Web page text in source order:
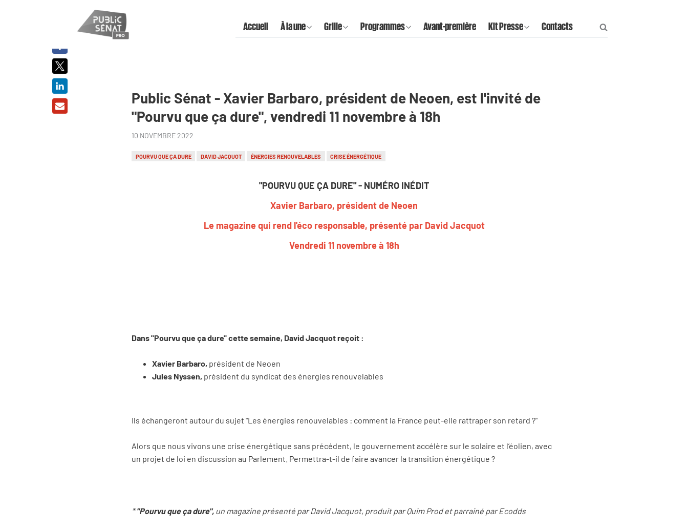
Accueil À la une Grille Programmes Avant-première Kit Presse Contacts
Public Sénat - Xavier Barbaro, président de Neoen, est l'invité de
"Pourvu que ça dure", vendredi 11 novembre à 18h
10 NOVEMBRE 2022
POURVU QUE ÇA DURE DAVID JACQUOT ÉNERGIES RENOUVELABLES CRISE ÉNERGÉTIQUE
"POURVU QUE ÇA DURE" - NUMÉRO INÉDIT
Xavier Barbaro, président de Neoen
Le magazine qui rend l'éco responsable, présenté par David Jacquot
Vendredi 11 novembre à 18h
Dans "Pourvu que ça dure" cette semaine, David Jacquot reçoit :
Xavier Barbaro, président de Neoen
Jules Nyssen, président du syndicat des énergies renouvelables
Ils échangeront autour du sujet "Les énergies renouvelables : comment la France peut-elle rattraper son retard ?"
Alors que nous vivons une crise énergétique sans précédent, le gouvernement accélère sur le solaire et l’éolien, avec
un projet de loi en discussion au Parlement. Permettra-t-il de faire avancer la transition énergétique ?
*"Pourvu que ça dure", un magazine présenté par David Jacquot, produit par Quim Prod et parrainé par Ecodds